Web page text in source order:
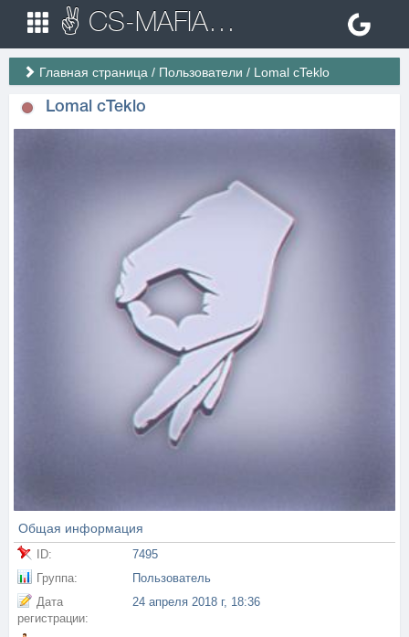
✌ CS-MAFIA.RU ✌ Игровые сервера Counter Strike 1.6
Главная страница / Пользователи / Lomal cTeklo
Lomal cTeklo
Общая информация
ID:
7495
Группа:
Пользователь
Дата
регистрации:
24 апреля 2018 г, 18:36